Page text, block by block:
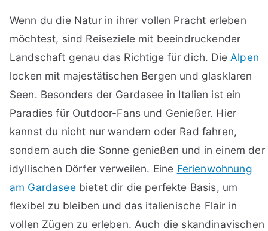
Wenn du die Natur in ihrer vollen Pracht erleben
möchtest, sind Reiseziele mit beeindruckender
Landschaft genau das Richtige für dich. Die Alpen
locken mit majestätischen Bergen und glasklaren
Seen. Besonders der Gardasee in Italien ist ein
Paradies für Outdoor-Fans und Genießer. Hier
kannst du nicht nur wandern oder Rad fahren,
sondern auch die Sonne genießen und in einem der
idyllischen Dörfer verweilen. Eine Ferienwohnung
am Gardaseebietet dir die perfekte Basis, um
flexibel zu bleiben und das italienische Flair in
vollen Zügen zu erleben. Auch die skandinavischen